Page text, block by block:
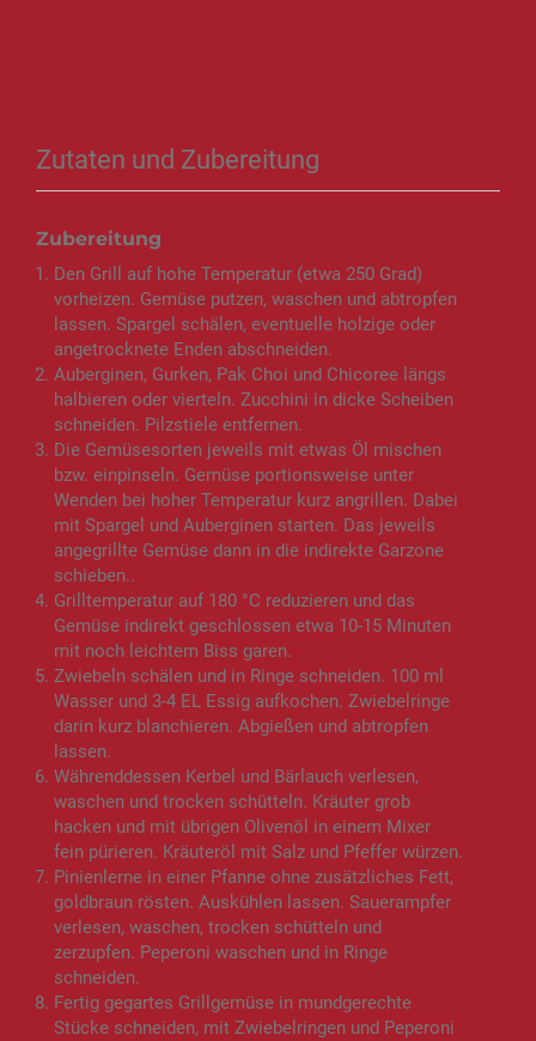
Zutaten und Zubereitung
Zubereitung
Den Grill auf hohe Temperatur (etwa 250 Grad)
vorheizen. Gemüse putzen, waschen und abtropfen
lassen. Spargel schälen, eventuelle holzige oder
angetrocknete Enden abschneiden.
Auberginen, Gurken, Pak Choi und Chicoree längs
halbieren oder vierteln. Zucchini in dicke Scheiben
schneiden. Pilzstiele entfernen.
Die Gemüsesorten jeweils mit etwas Öl mischen
bzw. einpinseln. Gemüse portionsweise unter
Wenden bei hoher Temperatur kurz angrillen. Dabei
mit Spargel und Auberginen starten. Das jeweils
angegrillte Gemüse dann in die indirekte Garzone
schieben..
Grilltemperatur auf 180 °C reduzieren und das
Gemüse indirekt geschlossen etwa 10-15 Minuten
mit noch leichtem Biss garen.
Zwiebeln schälen und in Ringe schneiden. 100 ml
Wasser und 3-4 EL Essig aufkochen. Zwiebelringe
darin kurz blanchieren. Abgießen und abtropfen
lassen.
Währenddessen Kerbel und Bärlauch verlesen,
waschen und trocken schütteln. Kräuter grob
hacken und mit übrigen Olivenöl in einem Mixer
fein pürieren. Kräuteröl mit Salz und Pfeffer würzen.
Pinienlerne in einer Pfanne ohne zusätzliches Fett,
goldbraun rösten. Auskühlen lassen. Sauerampfer
verlesen, waschen, trocken schütteln und
zerzupfen. Peperoni waschen und in Ringe
schneiden.
Fertig gegartes Grillgemüse in mundgerechte
Stücke schneiden, mit Zwiebelringen und Peperoni